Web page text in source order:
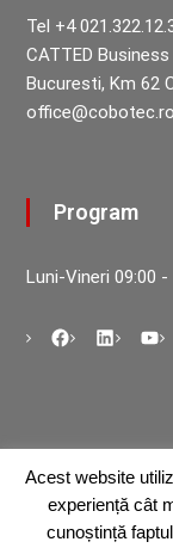
Tel +4
CATTED
Bucuresti, Km 62
office@cobotec.ro
Program
Luni-Vineri 09:00 -
Abonare
Acest website
experiență cât
cunoștință